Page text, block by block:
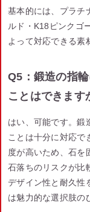
基本的には、プラチ
ルド・K18ピンクゴ
よって対応できる素
Q5：鍛造の指
ことはできます
はい、可能です。鍛
ことは十分に対応で
度が高いため、石を
石落ちのリスクが比
デザイン性と耐久性
は魅力的な選択肢の